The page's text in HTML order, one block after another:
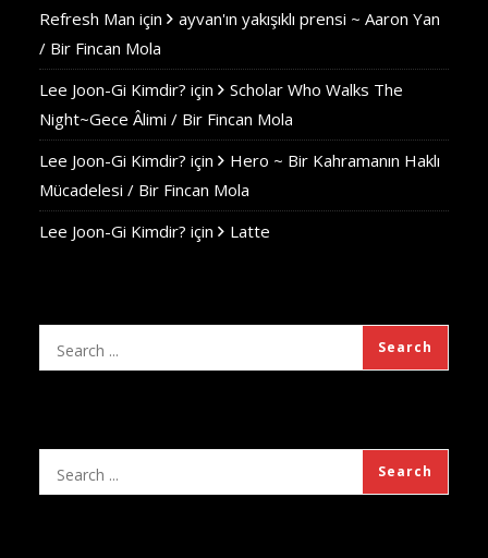
Refresh Man için
ayvan'ın yakışıklı prensi ~ Aaron Yan
/ Bir Fincan Mola
Lee Joon-Gi Kimdir? için
Scholar Who Walks The
Night~Gece Âlimi / Bir Fincan Mola
Lee Joon-Gi Kimdir? için
Hero ~ Bir Kahramanın Haklı
Mücadelesi / Bir Fincan Mola
Lee Joon-Gi Kimdir? için Latte